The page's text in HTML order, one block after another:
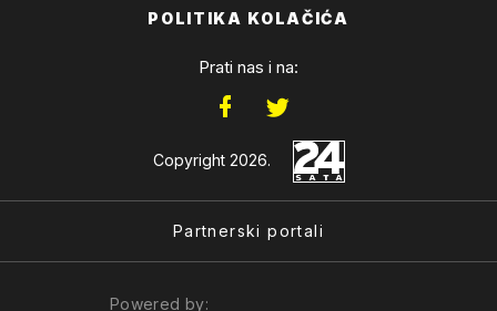
POLITIKA KOLAČIĆA
Prati nas i na:
Copyright 2026.
Partnerski portali
Powered by: